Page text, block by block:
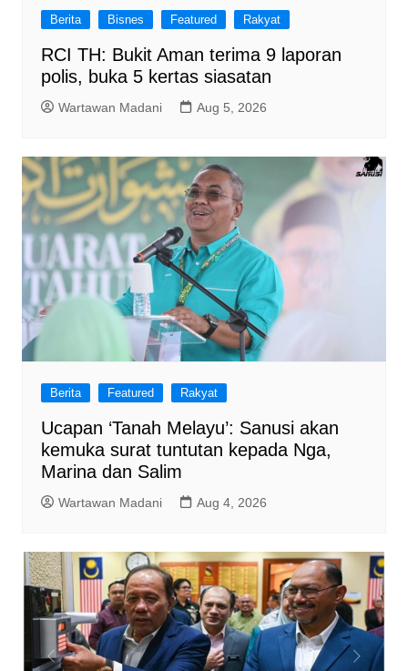
Berita Bisnes Featured Rakyat
RCI TH: Bukit Aman terima 9 laporan
polis, buka 5 kertas siasatan
Wartawan Madani Aug 5, 2026
Berita Featured Rakyat
Ucapan ‘Tanah Melayu’: Sanusi akan
kemuka surat tuntutan kepada Nga,
Marina dan Salim
Wartawan Madani Aug 4, 2026